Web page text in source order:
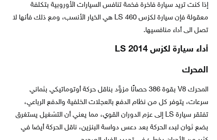
إذا كنت تريد سيارة فاخرة فخمة تنافس السيارات الأوروبية بتكلفة
معقولة فإن سيارة لكزس LS 460 هي الخيار الأنسب، ومع ذلك فأنها لا
تصل الى أداء منافسيها.
أداء سيارة لكزس LS 2014
المحرك
المحرك V8 بقوة 386 حصانًا مزوَّد بناقل حركة أوتوماتيكي بثماني
سرعات، يتوفر كل من نظام الدفع بالعجلات الخلفية والدفع الرباعي،
تفتقر سيارة LS إلى عزم الدوران القوي، مما يعني أن التشغيل يستغرق
بضع ثوان لبدء الحركة بعد دعس دواسة البنزين، ناقل الحركة أيضا في